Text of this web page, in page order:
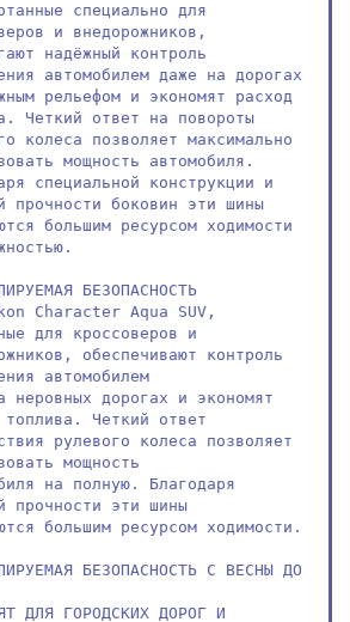
специально для
и внедорожников,
надёжный контроль
автомобилем даже на дорогах
рельефом и экономят расход
Четкий ответ на повороты
колеса позволяет максимально
мощность автомобиля.
специальной конструкции и
прочности боковин эти шины
большим ресурсом ходимости
БЕЗОПАСНОСТЬ
Character Aqua SUV,
для кроссоверов и
обеспечивают контроль
автомобилем
неровных дорогах и экономят
топлива. Четкий ответ
рулевого колеса позволяет
мощность
на полную. Благодаря
прочности эти шины
большим ресурсом ходимости.
БЕЗОПАСНОСТЬ С ВЕСНЫ ДО
ДЛЯ ГОРОДСКИХ ДОРОГ И